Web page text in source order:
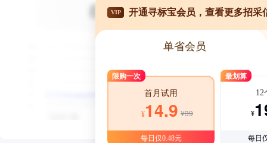
VIP 开通寻标宝会员，查看更多招采
单省会员
限购一次
首月试用
¥14.9 ¥39
每日仅0.48元
最划算
12
¥
每日